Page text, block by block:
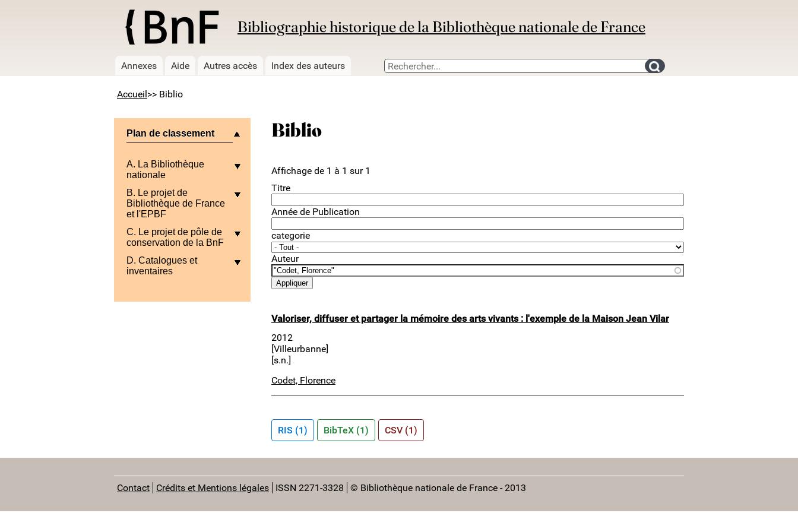
Bibliographie historique de la Bibliothèque nationale de France
Annexes Aide Autres accès Index des auteurs Search for an bibliography
Accueil >> Biblio
Plan de classement
A. La Bibliothèque
nationale
B. Le projet de
Bibliothèque de France
et l'EPBF
C. Le projet de pôle de
conservation de la BnF
D. Catalogues et
inventaires
Biblio
Affichage de 1 à 1 sur 1
Titre
Année de Publication
categorie
Auteur
Valoriser, diffuser et partager la mémoire des arts vivants : l'exemple de la Maison Jean Vilar
2012
[Villeurbanne]
[s.n.]
Codet, Florence
RIS (1) BibTeX (1) CSV (1)
Contact Crédits et Mentions légales ISSN 2271-3328 © Bibliothèque nationale de France - 2013